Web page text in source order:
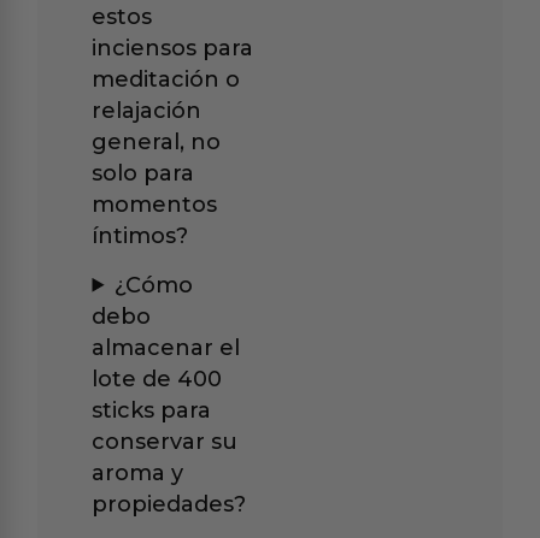
estos
inciensos para
meditación o
relajación
general, no
solo para
momentos
íntimos?
¿Cómo
debo
almacenar el
lote de 400
sticks para
conservar su
aroma y
propiedades?